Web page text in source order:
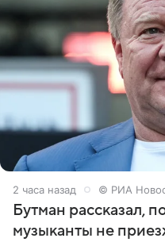
2 часа назад © РИА
Бутман рассказал,
музыканты не